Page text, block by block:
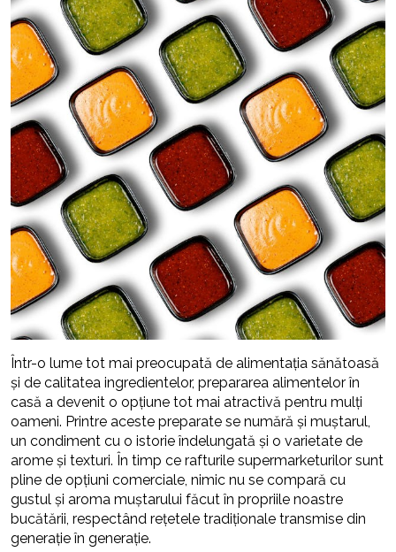
Într-o lume tot mai preocupată de alimentația sănătoasă
și de calitatea ingredientelor, prepararea alimentelor în
casă a devenit o opțiune tot mai atractivă pentru mulți
oameni. Printre aceste preparate se numără și muștarul,
un condiment cu o istorie îndelungată și o varietate de
arome și texturi. În timp ce rafturile supermarketurilor sunt
pline de opțiuni comerciale, nimic nu se compară cu
gustul și aroma muștarului făcut în propriile noastre
bucătării, respectând rețetele tradiționale transmise din
generație în generație.